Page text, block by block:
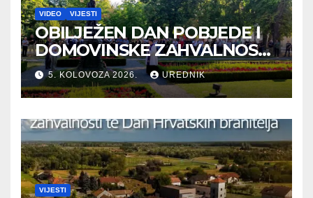
VIDEO VIJESTI
OBILJEŽEN DAN POBJEDE I
DOMOVINSKE ZAHVALNOSTI
TE DAN HRVATSKIH
BRANITELJA
5. KOLOVOZA 2026. UREDNIK
VIJESTI